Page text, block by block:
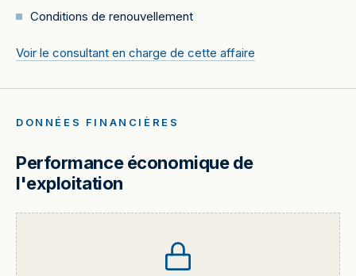
Conditions de renouvellement
Voir le consultant en charge de cette affaire
DONNÉES FINANCIÈRES
Performance économique de
l'exploitation